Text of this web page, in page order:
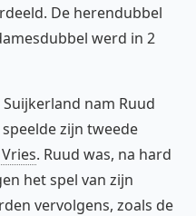
De herendubbel
werd in 2
nam Ruud
zijn tweede
. Ruud was, na hard
het spel van zijn
vervolgens, zoals de